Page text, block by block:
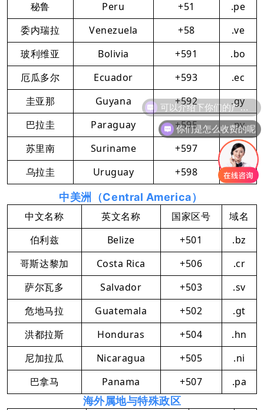
秘鲁 Peru +51
.pe
委内瑞拉
Venezuela +58
.ve
玻利维亚
Bolivia +591
.bo
厄瓜多尔
Ecuador +593
.ec
圭亚那
Guyana +592
.gy
巴拉圭
Paraguay +595
.py
苏里南
Suriname +597
.sr
乌拉圭
Uruguay +598 .uy
中美洲（Central America）
中文名称 英文名称 国家区号
域名
伯利兹
Belize +501
.bz
哥斯达黎加
Costa Rica +506
.cr
萨尔瓦多
Salvador +503
.sv
危地马拉
Guatemala +502
.gt
洪都拉斯
Honduras +504
.hn
尼加拉瓜
Nicaragua +505
.ni
巴拿马
Panama +507 .pa
海外属地与特殊政区
你们是怎么收费的呢